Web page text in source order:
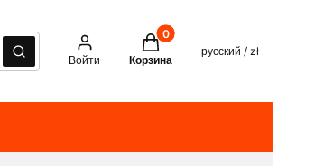
Поиск Войти
Товары в корзине: 0. See
Корзина
русский / zł